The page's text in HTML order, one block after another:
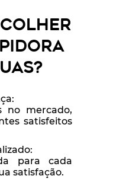
no mercado,
satisfeitos
para cada
satisfação.